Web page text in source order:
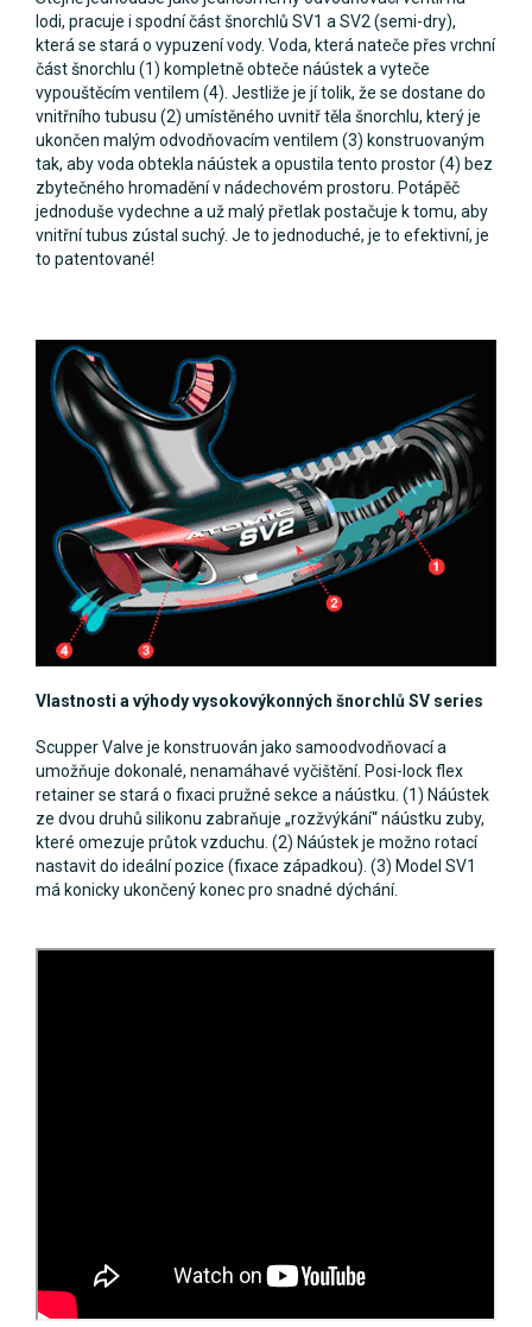
lodi, pracuje i spodní část šnorchlů SV1 a SV2 (semi-dry),
která se stará o vypuzení vody. Voda, která nateče přes vrchní
část šnorchlu (1) kompletně obteče náústek a vyteče
vypouštěcím ventilem (4). Jestliže je jí tolik, že se dostane do
vnitřního tubusu (2) umístěného uvnitř těla šnorchlu, který je
ukončen malým odvodňovacím ventilem (3) konstruovaným
tak, aby voda obtekla náústek a opustila tento prostor (4) bez
zbytečného hromadění v nádechovém prostoru. Potápěč
jednoduše vydechne a už malý přetlak postačuje k tomu, aby
vnitřní tubus zústal suchý. Je to jednoduché, je to efektivní, je
to patentované!
Vlastnosti a výhody vysokovýkonných šnorchlů SV series
Scupper Valve je konstruován jako samoodvodňovací a
umožňuje dokonalé, nenamáhavé vyčištění. Posi-lock flex
retainer se stará o fixaci pružné sekce a náústku. (1) Náústek
ze dvou druhů silikonu zabraňuje „rozžvýkání“ náústku zuby,
které omezuje průtok vzduchu. (2) Náústek je možno rotací
nastavit do ideální pozice (fixace západkou). (3) Model SV1
má konicky ukončený konec pro snadné dýchání.